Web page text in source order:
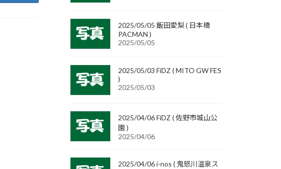
2025/05/05 飯田愛梨 ( 日本橋
PACMAN )
2025/05/05
2025/05/03 FiDZ ( MITO GW FES
)
2025/05/03
2025/04/06 FiDZ ( 佐野市城山公
園 )
2025/04/06
2025/04/06 i-nos ( 鬼怒川温泉ス